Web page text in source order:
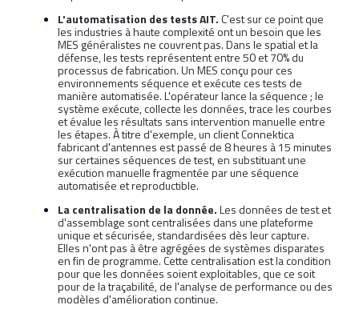
L'automatisation des tests AIT.C'est sur ce point que
les industries à haute complexité ont un besoin que les
MES généralistes ne couvrent pas. Dans le spatial et la
défense, les tests représentent entre 50 et 70% du
processus de fabrication. Un MES conçu pour ces
environnements séquence et exécute ces tests de
manière automatisée. L'opérateur lance la séquence ; le
système exécute, collecte les données, trace les courbes
et évalue les résultats sans intervention manuelle entre
les étapes. À titre d'exemple, un client Connektica
fabricant d'antennes est passé de 8 heures à 15 minutes
sur certaines séquences de test, en substituant une
exécution manuelle fragmentée par une séquence
automatisée et reproductible.
La centralisation de la donnée.Les données de test et
d'assemblage sont centralisées dans une plateforme
unique et sécurisée, standardisées dès leur capture.
Elles n'ont pas à être agrégées de systèmes disparates
en fin de programme. Cette centralisation est la condition
pour que les données soient exploitables, que ce soit
pour de la traçabilité, de l'analyse de performance ou des
modèles d'amélioration continue.